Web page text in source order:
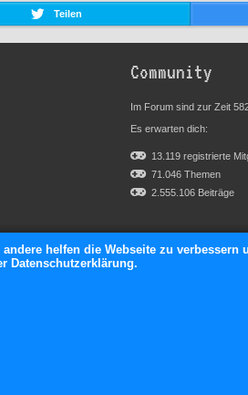
Teilen
Community
Im Forum sind zur Zeit
Es erwarten dich:
13.119 registrierte
71.046 Themen
2.555.106 Beiträge
helfen die Webseite zu
Datenschutzerklärung.